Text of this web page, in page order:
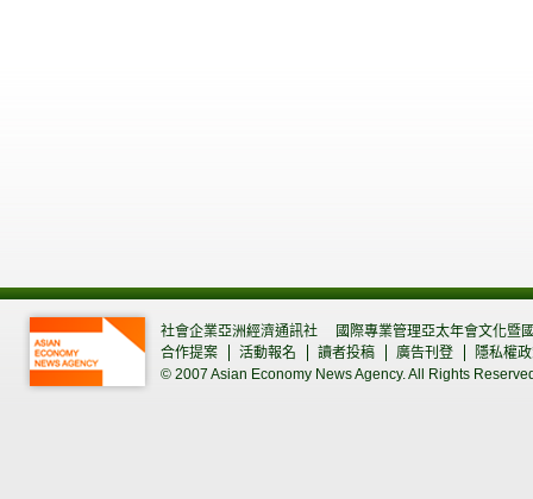
社會企業亞洲經濟通訊社
國際專業管理亞太年會文化暨
合作提案
活動報名 讀者投稿 廣告刊登
隱私權
© 2007 Asian Economy News Agency. All Rights